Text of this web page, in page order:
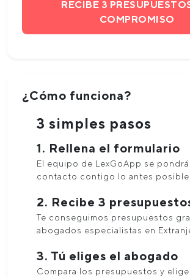
RECIBE 3
COMPROMISO
¿Cómo funciona?
3 simples pasos
1. Rellena el formulario
El equipo de LexGoApp se pondrá
contacto contigo lo antes posible.
2. Recibe 3
Te conseguimos presupuestos
abogados especialistas en
3. Tú eliges el abogado
Compara los presupuestos y elige